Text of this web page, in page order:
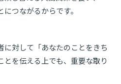
つながるからです。
に対して「あなたのことをきち
とを伝える上でも、重要な取り